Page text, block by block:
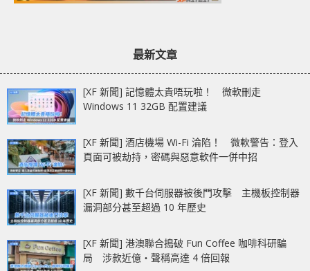
最新文章
[XF 新聞] 記憶體太貴唔玩啦！ 微軟刪走
Windows 11 32GB 配置建議
[XF 新聞] 酒店機場 Wi-Fi 淪陷！ 微軟警告：登入
頁面可被劫持，密碼與惡意軟件一併中招
[XF 新聞] 數千台伺服器被後門攻擊 主機板控制器
漏洞部分甚至超過 10 年歷史
[XF 新聞] 港澳聯合搗破 Fun Coffee 咖啡科研騙
局 涉款近億‧聲稱高達 4 倍回報